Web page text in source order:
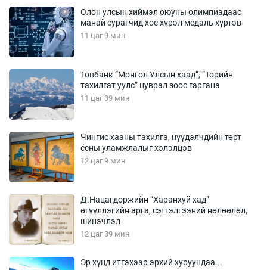
Олон улсын хиймэл оюуны олимпиадаас
манай сурагчид хос хүрэл медаль хүртэв
11 цаг 9 мин
Төвбанк “Монгол Улсын хаад”, “Төрийн
тахилгат уулс” цуврал зоос гаргана
11 цаг 39 мин
Чингис хааны тахилга, нүүдэлчдийн төрт
ёсны уламжлалыг хэлэлцэв
12 цаг 9 мин
Д.Нацагдоржийн “Харанхуй хад”
өгүүллэгийн арга, сэтгэлгээний нөлөөлөл,
шинэчлэл
12 цаг 39 мин
Эр хүнд итгэхээр эрхий хуруундаа...